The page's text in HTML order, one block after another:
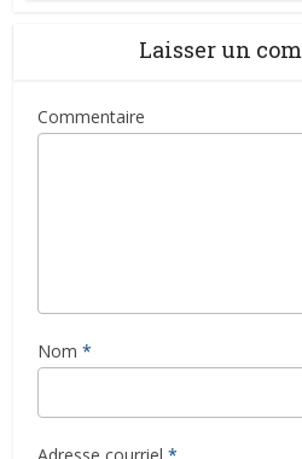
Laisser un
Commentaire
Nom *